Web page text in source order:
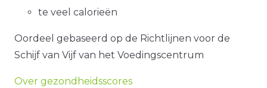
te veel calorieën
Oordeel gebaseerd op de Richtlijnen voor de
Schijf van Vijf van het Voedingscentrum
Over gezondheidsscores